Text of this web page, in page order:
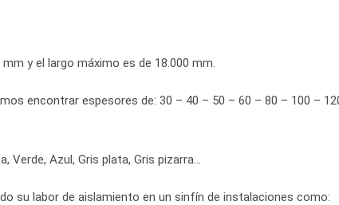
y el largo máximo es de 18.000 mm.
encontrar espesores de: 30 – 40 – 50 – 60 – 80 – 100 –
Verde, Azul, Gris plata, Gris pizarra…
su labor de aislamiento en un sinfín de instalaciones como: